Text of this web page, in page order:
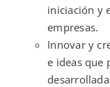
iniciación y
empresas.
Innovar y
e ideas que